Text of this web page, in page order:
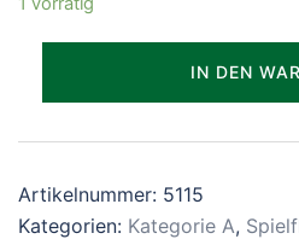
IN DEN
Artikelnummer: 5115
Kategorien: Kategorie A,